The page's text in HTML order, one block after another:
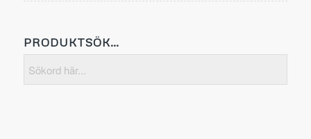
PRODUKTSÖK…